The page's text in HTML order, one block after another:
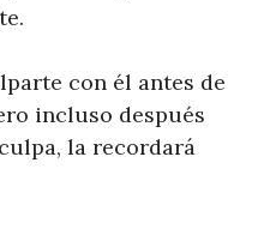
con él antes de
incluso después
la recordará